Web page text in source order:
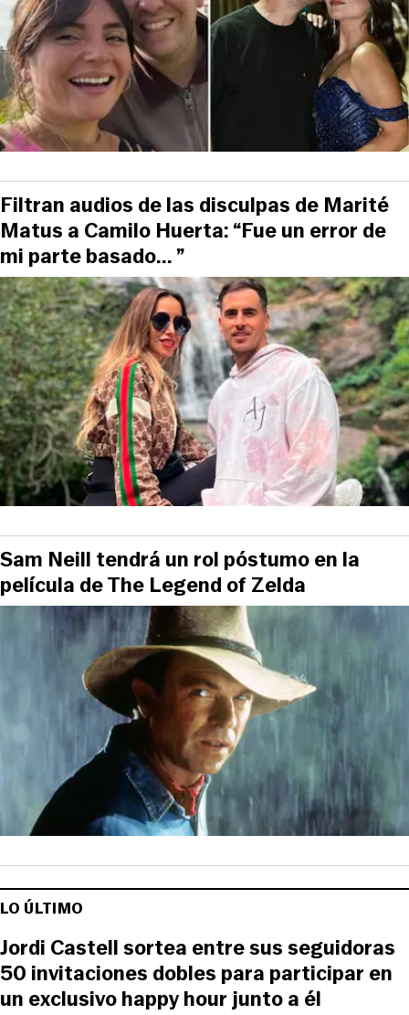
Filtran audios de las disculpas de Marité
Matus a Camilo Huerta: “Fue un error de
mi parte basado... ”
Sam Neill tendrá un rol póstumo en la
película de The Legend of Zelda
LO ÚLTIMO
Jordi Castell sortea entre sus seguidoras
50 invitaciones dobles para participar en
un exclusivo happy hour junto a él